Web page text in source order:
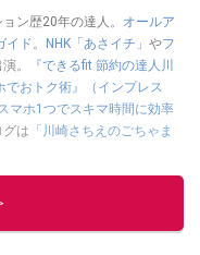
ン歴20年の達人。 オールア
イド 。 NHK「あさイチ」 やフ
。
『できるfit 節約の達人川
おトク術』（インプレス
マホ1つでスキマ時間に効率
は 「川崎さちえのごちゃま
会社を辞める。翌月からの
時間でできるオークション